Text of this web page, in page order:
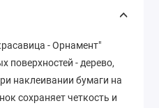
- Орнамент"
поверхностей - дерево,
наклеивании бумаги на
сохраняет четкость и